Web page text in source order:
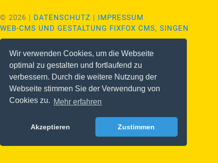
Wir verwenden Cookies, um die Webseite
optimal zu gestalten und fortlaufend zu
verbessern. Durch die weitere Nutzung der
Webseite stimmen Sie der Verwendung von
Cookies zu. Mehr erfahren
Akzeptieren Zustimmen
© 2026 | DATENSCHUTZ | IMPRESSUM
WEB-CMS UND GESTALTUNG FIXFOX CMS, SINGEN
KONTAKTINFO
Schaffhauser Straße 35
78224 Singen.
Zum Kontaktformular